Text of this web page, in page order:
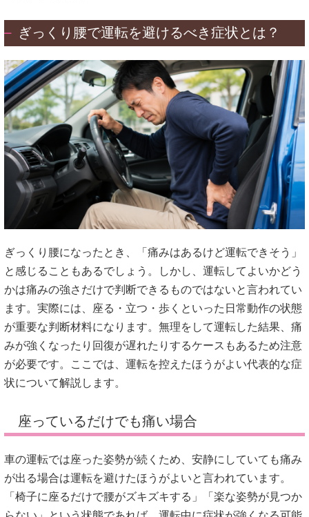
ぎっくり腰で運転を避けるべき症状とは？
ぎっくり腰になったとき、「痛みはあるけど運転できそう」
と感じることもあるでしょう。しかし、運転してよいかどう
かは痛みの強さだけで判断できるものではないと言われてい
ます。実際には、座る・立つ・歩くといった日常動作の状態
が重要な判断材料になります。無理をして運転した結果、痛
みが強くなったり回復が遅れたりするケースもあるため注意
が必要です。ここでは、運転を控えたほうがよい代表的な症
状について解説します。
座っているだけでも痛い場合
車の運転では座った姿勢が続くため、安静にしていても痛み
が出る場合は運転を避けたほうがよいと言われています。
「椅子に座るだけで腰がズキズキする」「楽な姿勢が見つか